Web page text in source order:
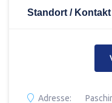
Standort / Kontakt
Adresse: